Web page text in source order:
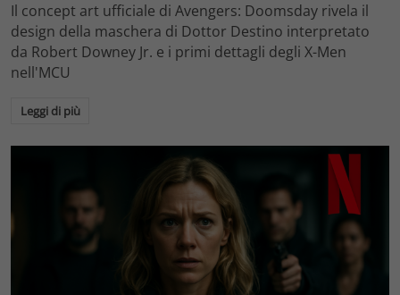
Il concept art ufficiale di Avengers: Doomsday rivela il
design della maschera di Dottor Destino interpretato
da Robert Downey Jr. e i primi dettagli degli X-Men
nell'MCU
Leggi di più